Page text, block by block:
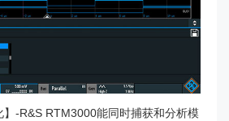
】-R&S RTM3000能同时捕获和分析模